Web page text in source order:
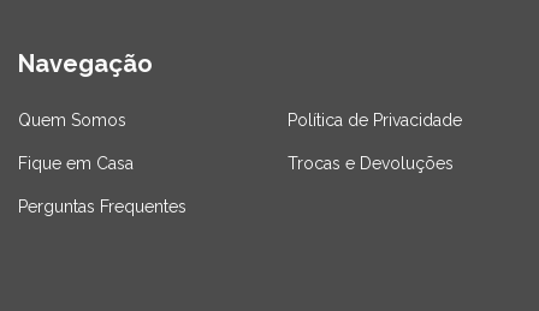
Navegação
Quem Somos Política de Privacidade
Fique em Casa Trocas e Devoluções
Perguntas Frequentes